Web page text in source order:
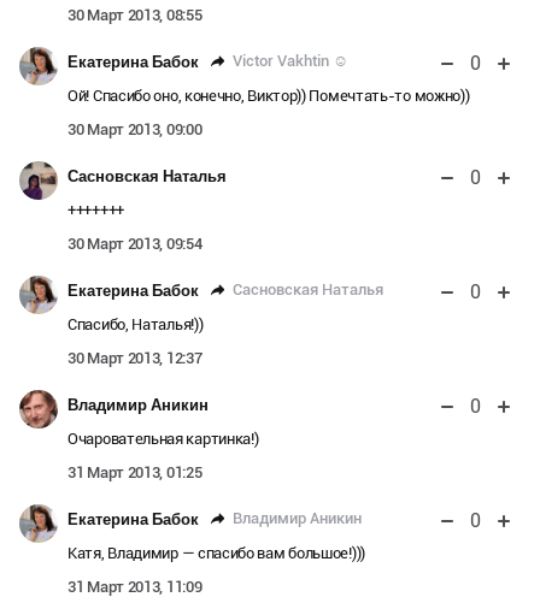
30 Март 2013, 08:55
Екатерина Бабок Victor Vakhtin ☺ 0
Ой! Спасибо оно, конечно, Виктор)) Помечтать-то можно))
30 Март 2013, 09:00
Сасновская Наталья 0
+++++++
30 Март 2013, 09:54
Екатерина Бабок Сасновская Наталья 0
Спасибо, Наталья!))
30 Март 2013, 12:37
Владимир Аникин 0
Очаровательная картинка!)
31 Март 2013, 01:25
Екатерина Бабок Владимир Аникин 0
Катя, Владимир — спасибо вам большое!)))
31 Март 2013, 11:09